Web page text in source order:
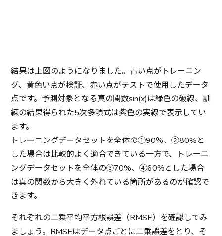
結果は上図のようになりました。青い点がトレーニン
グ、黄色い点が検証、赤い点がテストで使用したデータ
点です。予測対象となる真の関数sin(x)は緑色の破線、訓
練の結果得られた5次多項式は紫色の実線で表示してい
ます。
トレーニングデータセットを全体の①90％、②80%と
した場合は比較的よく適合できている一方で、トレーニ
ングデータセットを全体の③70%、④60%とした場合
は真の関数から大きく外れている箇所があるのが確認で
きます。
それぞれの二乗平均平方根誤差（RMSE）を確認してみ
ましょう。RMSEはデータ点ごとに二乗誤差をとり、そ